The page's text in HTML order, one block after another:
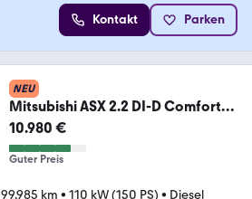
Kontakt Parken
NEU
Mitsubishi ASX 2.2 DI-D Comfort
Edition 4WD KAMERA+1.HAND+
10.980 €
Guter Preis
99.985 km • 110 kW (150 PS) • Diesel